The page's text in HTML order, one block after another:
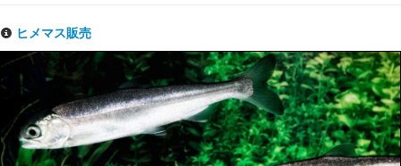
ヒメマス販売